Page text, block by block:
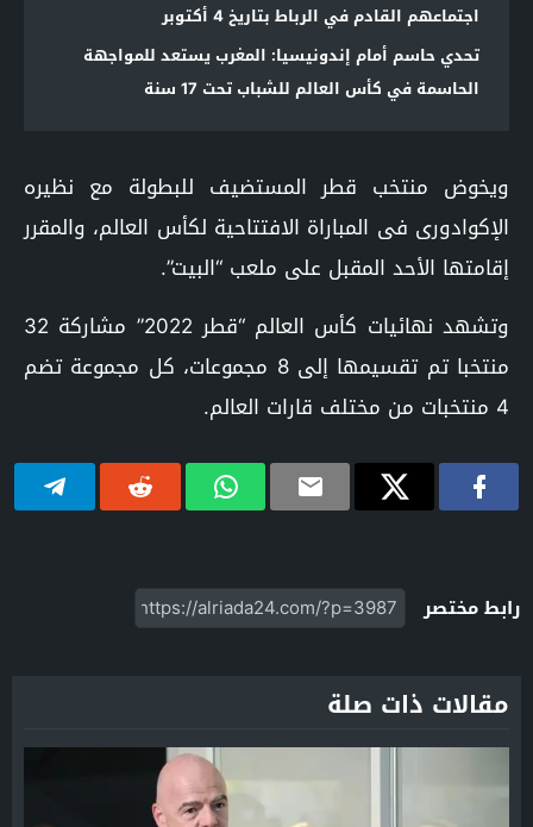
اجتماعهم القادم في الرباط بتاريخ 4 أكتوبر
تحدي حاسم أمام إندونيسيا: المغرب يستعد للمواجهة
الحاسمة في كأس العالم للشباب تحت 17 سنة
ويخوض منتخب قطر المستضيف للبطولة مع نظيره
الإكوادورى فى المباراة الافتتاحية لكأس العالم، والمقرر
إقامتها الأحد المقبل على ملعب “البيت”.
وتشهد نهائيات كأس العالم “قطر 2022” مشاركة 32
منتخبا تم تقسيمها إلى 8 مجموعات، كل مجموعة تضم
4 منتخبات من مختلف قارات العالم.
رابط مختصر
مقالات ذات صلة